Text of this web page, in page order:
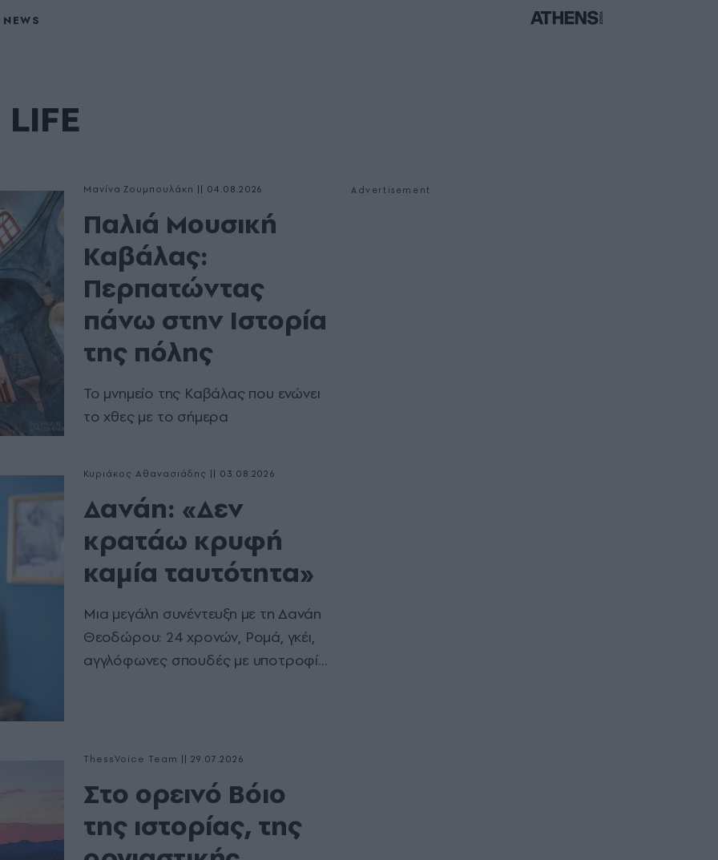
NEWS
LIFE
Παλιά Μουσική
Καβάλας:
Περπατώντας
πάνω στην Ιστορία
της πόλης
Το μνημείο της Καβάλας που ενώνει
το χθες με το σήμερα
Μανίνα Ζουμπουλάκη | 04.08.2026
Δανάη: «Δεν
κρατάω κρυφή
καμία ταυτότητα»
Μια μεγάλη συνέντευξη με τη Δανάη
Θεοδώρου: 24 χρονών, Ρομά, γκέι,
αγγλόφωνες σπουδές με υποτροφία,
Κυριάκος Αθανασιάδης | 03.08.2026
Στο ορεινό Βόιο
της ιστορίας, της
ThessVoice Team | 29.07.2026